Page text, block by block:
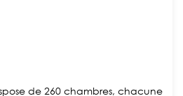
de 260 chambres, chacune